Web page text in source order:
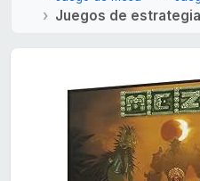
Juegos de estrategia